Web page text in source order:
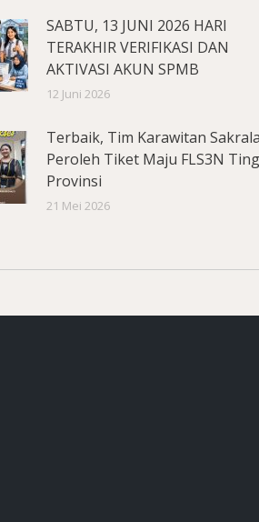
SABTU, 13 JUNI 2026 HARI
TERAKHIR VERIFIKASI DAN
AKTIVASI AKUN SPMB
12 Juni 2026
Terbaik, Tim Karawitan
Peroleh Tiket Maju FLS3N
Provinsi
21 Mei 2026